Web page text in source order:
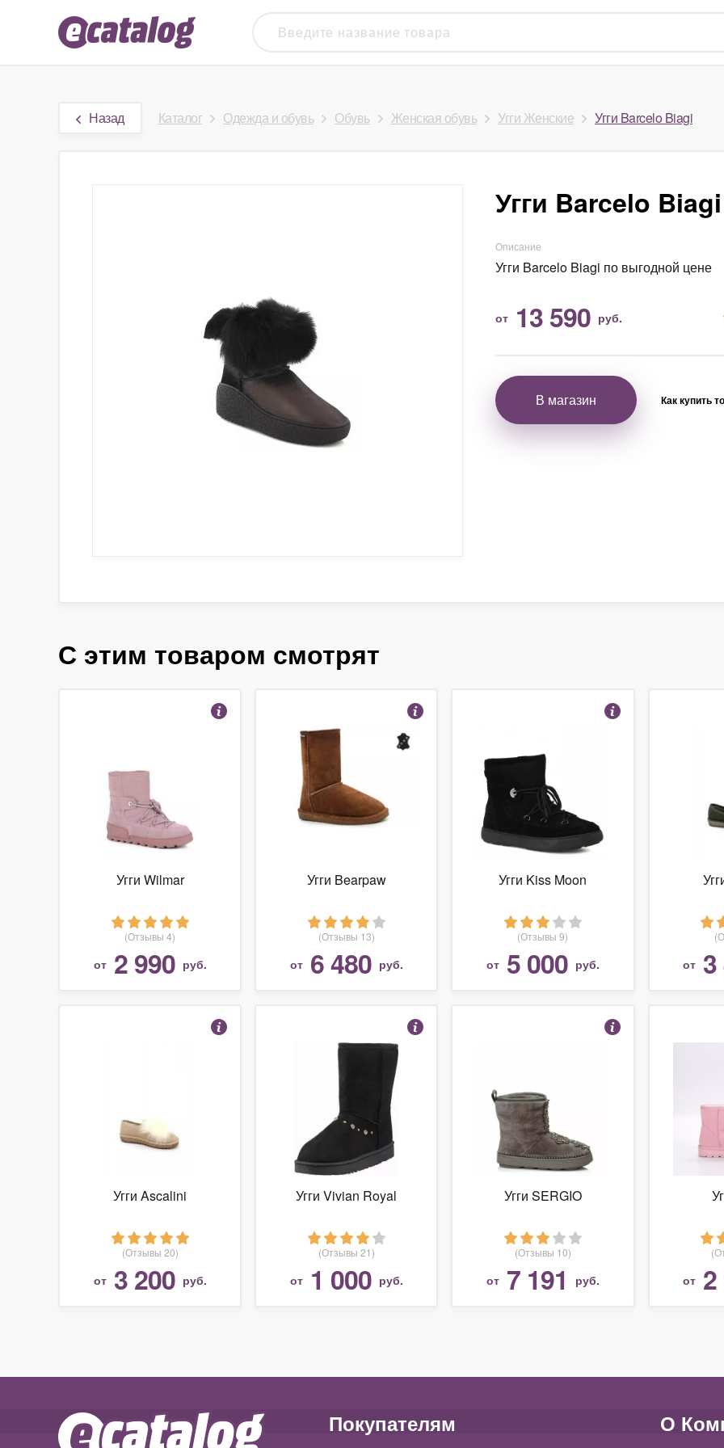
Назад Каталог Одежда и обувь Обувь Женская обувь Угги Женские Угги Barcelo Biagi
Угги Barcelo Biagi
Описание
Угги Barcelo Biagi по выгодной цене
от 13 590 руб.
В магазин Как купить
С этим товаром смотрят
Угги Wilmar
(Отзывы 4)
от 2 990 руб.
Угги Bearpaw
(Отзывы 13)
от 6 480 руб.
Угги Kiss Moon
(Отзывы 9)
от 5 000 руб. от
Угги Ascalini
(Отзывы 20)
от 3 200 руб.
Угги Vivian Royal
(Отзывы 21)
от 1 000 руб.
Угги SERGIO
(Отзывы 10)
от 7 191 руб. от
Покупателям О